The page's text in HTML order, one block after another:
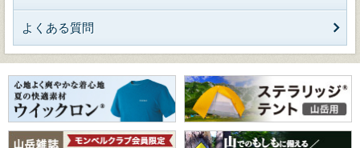
よくある質問